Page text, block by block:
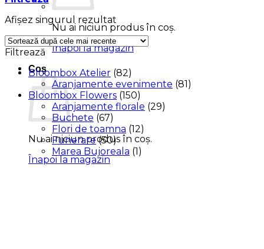
Nu ai niciun produs în coș.
Înapoi la magazin
Coș
Nu ai niciun produs în coș.
Înapoi la magazin
Afișez singurul rezultat
Filtrează
Bloombox Atelier (82)
Aranjamente evenimente (81)
Bloombox Flowers (150)
Aranjamente florale (29)
Buchete (67)
Flori de toamna (12)
Funerare (50)
Marea Bujoreala (1)